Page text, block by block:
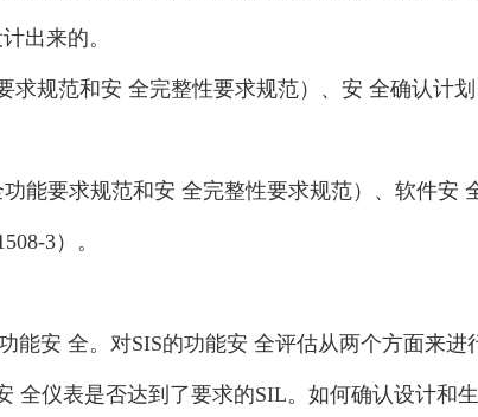
出来的。
求规范和安 全完整性要求规范）、安 全确认计
能要求规范和安 全完整性要求规范）、软件安
3）。
能安 全。对SIS的功能安 全评估从两个方面来
仪表是否达到了要求的SIL。如何确认设计和